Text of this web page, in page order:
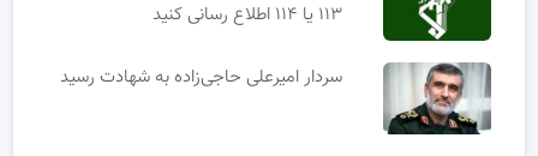
۱۱۳ یا ۱۱۴ اطلاع رسانی کنید
سردار امیرعلی حاجی‌زاده به شهادت رسید